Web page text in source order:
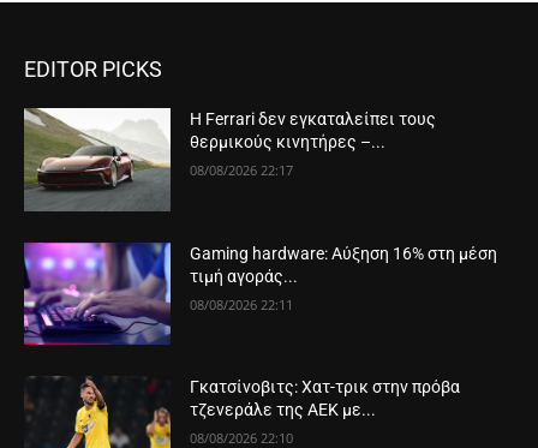
EDITOR PICKS
Η Ferrari δεν εγκαταλείπει τους
θερμικούς κινητήρες –...
08/08/2026 22:17
Gaming hardware: Αύξηση 16% στη μέση
τιμή αγοράς...
08/08/2026 22:11
Γκατσίνοβιτς: Χατ-τρικ στην πρόβα
τζενεράλε της ΑΕΚ με...
08/08/2026 22:10